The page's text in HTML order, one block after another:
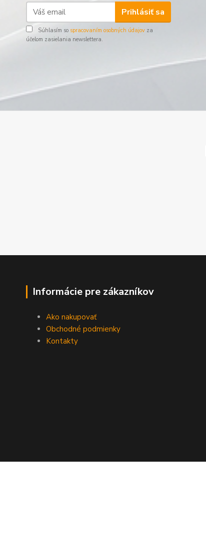
Prihlásiť sa
Súhlasím so spracovaním osobných údajov za
účelom zasielania newslettera.
Informácie pre zákazníkov
Ako nakupovať
Obchodné podmienky
Kontakty